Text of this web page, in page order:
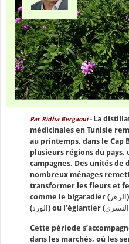
Par Ridha Bergaoui -La
médicinales en Tunisie
au printemps, dans le Cap
plusieurs régions du
campagnes. Des unités
nombreux ménages
transformer les fleurs et
comme le bigaradier (الزهر), le géranium (العطرشيّا), la rose
Cette période
dans les marchés, où les